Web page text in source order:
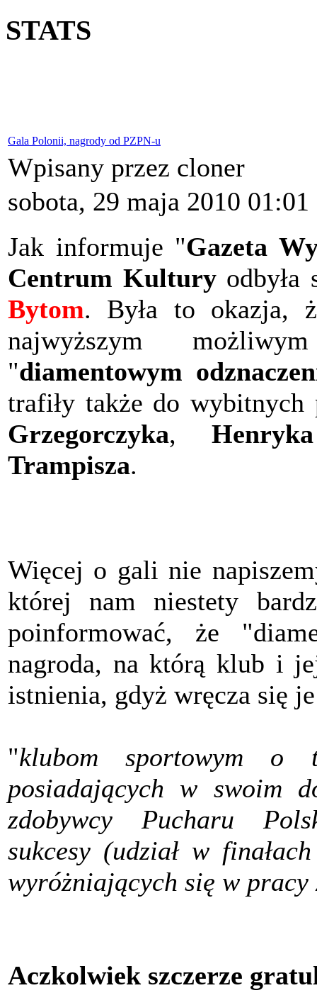
STATS
Gala Polonii, nagrody od PZPN-u
Wpisany przez cloner
sobota, 29 maja 2010 01:01
Jak informuje "Gazeta
Centrum Kulturyodbyła
Bytom. Była to okazja,
najwyższym
"diamentowym
trafiły także do
Grzegorczyka,
Trampisza.
Więcej o gali nie
której nam niestety
poinformować, że
nagroda, na którą klub i
istnienia, gdyż wręcza się
"klubom sportowym o
posiadających w swoim
zdobywcy Pucharu
sukcesy (udział w
wyróżniających się w pracy
Aczkolwiek szczerze